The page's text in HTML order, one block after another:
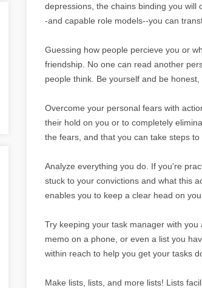
depressions, the chains binding you will
-and capable role models--you can
Guessing how people percieve you or
friendship. No one can read another
people think. Be yourself and be
Overcome your personal fears with
their hold on you or to completely
the fears, and that you can take steps
Analyze everything you do. If you're
stuck to your convictions and what this
enables you to keep a clear head on
Try keeping your task manager with
memo on a phone, or even a list you
within reach to help you get your tasks
Make lists, lists, and more lists! Lists